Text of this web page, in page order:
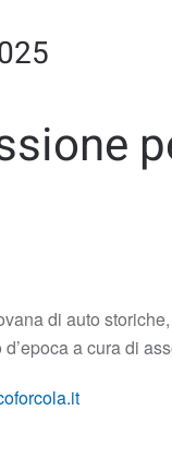
di auto
a cura di